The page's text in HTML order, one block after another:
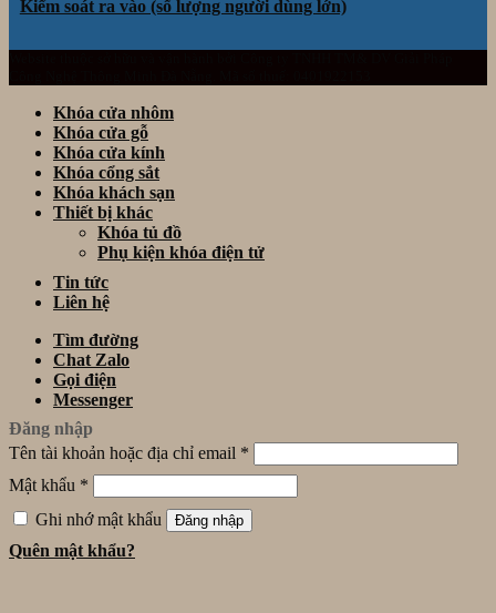
Kiểm soát ra vào (số lượng người dùng lớn)
Khóa cửa nhôm
Khóa cửa gỗ
Khóa cửa kính
Khóa cổng sắt
Khóa khách sạn
Thiết bị khác
Khóa tủ đồ
Phụ kiện khóa điện tử
Tin tức
Liên hệ
Tìm đường
Chat Zalo
Gọi điện
Messenger
Đăng nhập
Tên tài khoản hoặc địa chỉ email *
Mật khẩu *
Ghi nhớ mật khẩu
Đăng nhập
Quên mật khẩu?